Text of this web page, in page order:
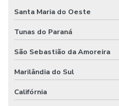
Santa Maria do Oeste
Tunas do Paraná
São Sebastião da Amoreira
Marilândia do Sul
Califórnia